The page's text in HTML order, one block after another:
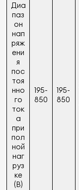
Диа
паз
он
нап
ряж
ени
я
пос
тоя
нно
го
ток
а
при
пол
ной
наг
руз
ке
(В)
195-
850
195-
850